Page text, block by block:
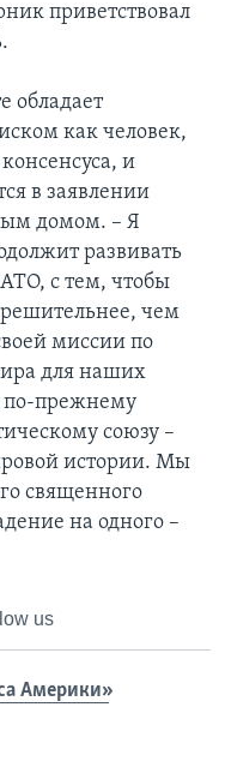
приветствовал
обладает
как человек,
и
в заявлении
домом. – Я
развивать
с тем, чтобы
чем
миссии по
для наших
по-прежнему
союзу –
истории. Мы
священного
на одного –
us
Америки»